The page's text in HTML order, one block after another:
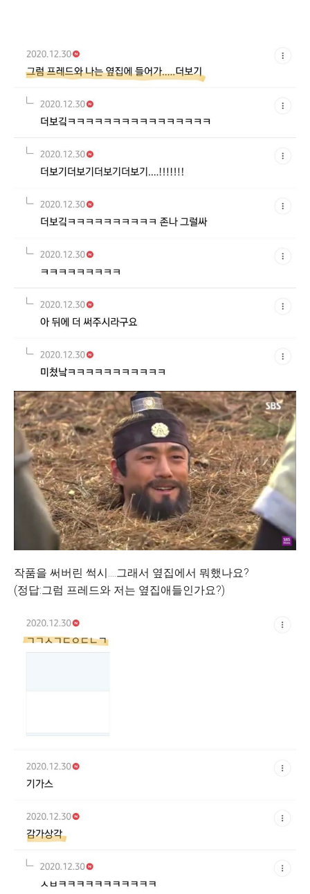
작품을 써버린 썩시....그래서 옆집에서 뭐했나요?
(정답:그럼 프레드와 저는 옆집애들인가요?)